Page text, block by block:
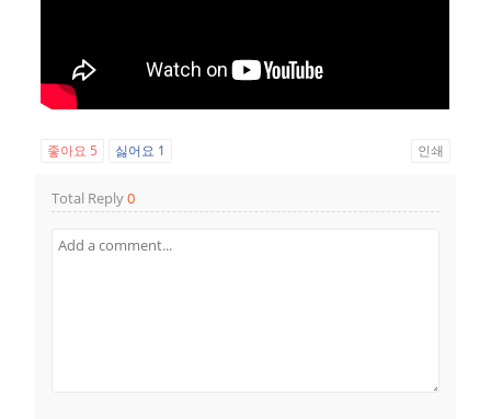
좋아요 5 싫어요 1 인쇄
Total Reply0